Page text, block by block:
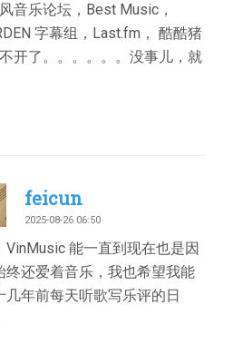
音乐论坛，Best Music，
字幕组，Last.fm， 酷酷猪
开了。。。。。。没事儿，就
feicun
2025-08-26 06:50
VinMusic 能一直到现在也是因
终还爱着音乐，我也希望我能
几年前每天听歌写乐评的日